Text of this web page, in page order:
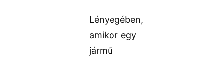
Lényegében,
amikor egy
jármű